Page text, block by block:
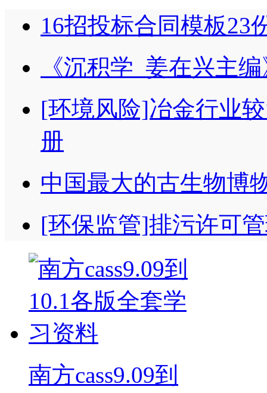
16招投标合同模板23
《沉积学_姜在兴主
[环境风险]冶金行业
册
中国最大的古生物博
[环保监管]排污许可
南方cass9.09到